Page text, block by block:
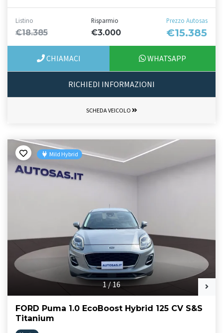
Listino
€18.385
Risparmio
€3.000
Prezzo Autosas
€15.385
CHIAMACI WHATSAPP
RICHIEDI INFORMAZIONI
SCHEDA VEICOLO
1/16
Mild Hybrid
FORD Puma 1.0 EcoBoost Hybrid 125 CV S&S
Titanium